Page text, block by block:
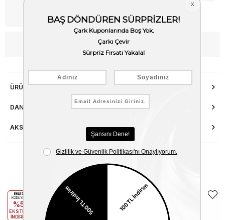
Kargo Bedava
WhatsApp’tan Bilgi Al
ÜRÜN ÖZELLIKLERI
DANIŞMA HATTI
AKSESUAR ONARIMI
Benzer Ürünler
EKLE5
KODUYLA
%5
EKSTRA
İNDİRİM
EKLE5
KODUYLA
%5
EKSTRA